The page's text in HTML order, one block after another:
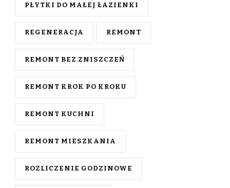
PŁYTKI DO MAŁEJ ŁAZIENKI
REGENERACJA REMONT
REMONT BEZ ZNISZCZEŃ
REMONT KROK PO KROKU
REMONT KUCHNI
REMONT MIESZKANIA
ROZLICZENIE GODZINOWE